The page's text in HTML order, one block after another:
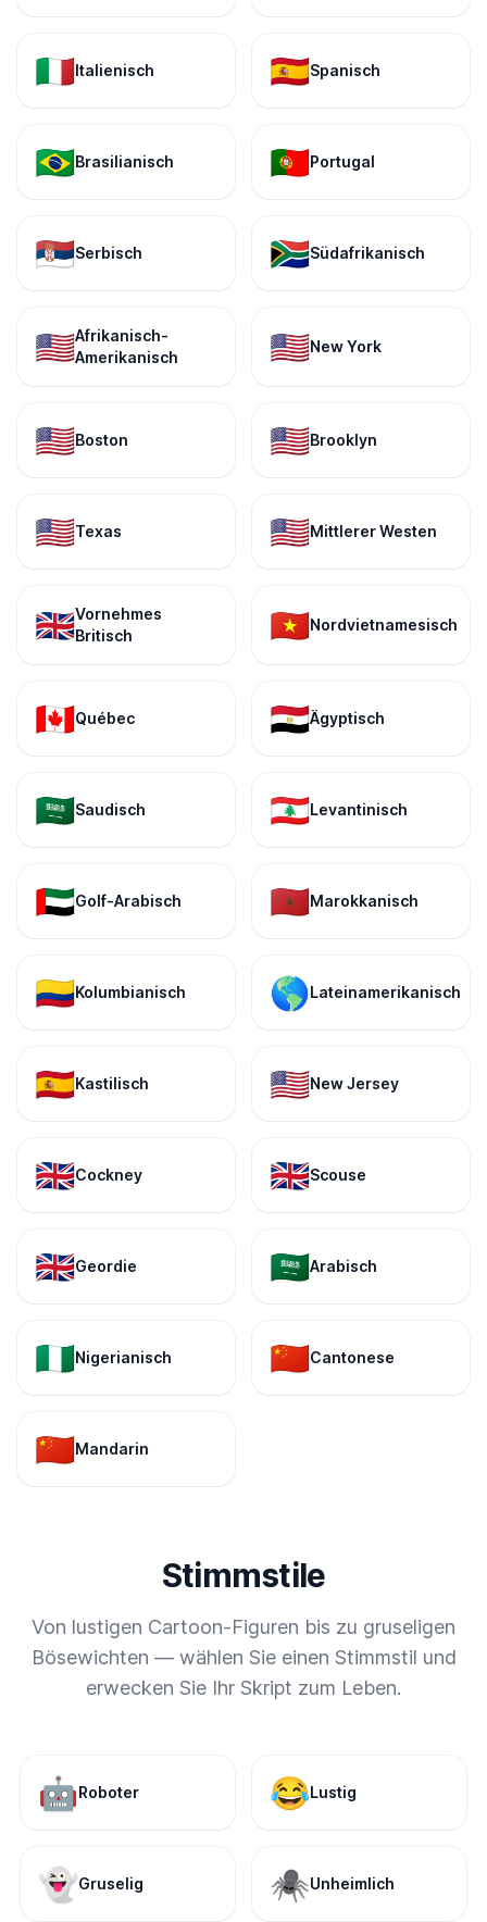
🇮🇹Italienisch 🇪🇸Spanisch
🇧🇷Brasilianisch 🇵🇹Portugal
🇷🇸Serbisch 🇿🇦Südafrikanisch
🇺🇸Afrikanisch-
Amerikanisch
🇺🇸New York
🇺🇸Boston 🇺🇸Brooklyn
🇺🇸Texas 🇺🇸Mittlerer Westen
🇬🇧Vornehmes
Britisch
🇻🇳Nordvietnamesisch
🇨🇦Québec 🇪🇬Ägyptisch
🇸🇦Saudisch 🇱🇧Levantinisch
🇦🇪Golf-Arabisch 🇲🇦Marokkanisch
🇨🇴Kolumbianisch 🌎Lateinamerikanisch
🇪🇸Kastilisch 🇺🇸New Jersey
🇬🇧Cockney 🇬🇧Scouse
🇬🇧Geordie 🇸🇦Arabisch
🇳🇬Nigerianisch 🇨🇳Cantonese
🇨🇳Mandarin
Stimmstile
Von lustigen Cartoon-Figuren bis zu gruseligen
Bösewichten — wählen Sie einen Stimmstil und
erwecken Sie Ihr Skript zum Leben.
🤖Roboter 😂Lustig
👻Gruselig 🕷️Unheimlich